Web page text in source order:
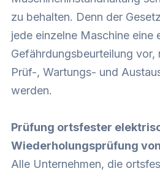
zu behalten. Denn der
jede einzelne Maschine eine
Gefährdungsbeurteilung vor,
Prüf-, Wartungs- und
werden.
Prüfung ortsfester
Wiederholungsprüfung
Alle Unternehmen, die